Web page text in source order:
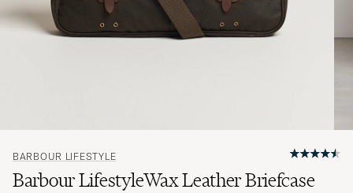
BARBOUR LIFESTYLE
Barbour LifestyleWax Leather Briefcase